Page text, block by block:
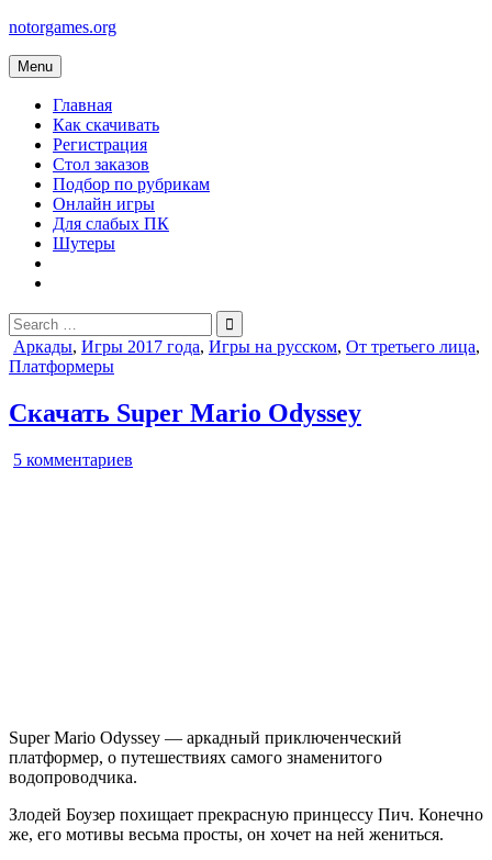
Skip
content
notorgames.org
Menu
Главная
Как скачивать
Регистрация
Стол заказов
Подбор по рубрикам
Онлайн игры
Для слабых ПК
Шутеры
Search
for:
Posted
in
Аркады, Игры 2017 года, Игры на русском, От третьего лица,
Платформеры
Скачать Super Mario Odyssey
5 комментариев
Super Mario Odyssey — аркадный приключенческий
платформер, о путешествиях самого знаменитого
водопроводчика.
Злодей Боузер похищает прекрасную принцессу Пич. Конечно
же, его мотивы весьма просты, он хочет на ней жениться.